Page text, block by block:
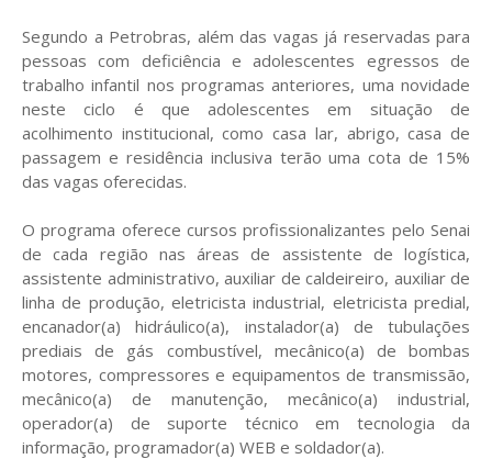
Segundo a Petrobras, além das vagas já reservadas para
pessoas com deficiência e adolescentes egressos de
trabalho infantil nos programas anteriores, uma novidade
neste ciclo é que adolescentes em situação de
acolhimento institucional, como casa lar, abrigo, casa de
passagem e residência inclusiva terão uma cota de 15%
das vagas oferecidas.
O programa oferece cursos profissionalizantes pelo Senai
de cada região nas áreas de assistente de logística,
assistente administrativo, auxiliar de caldeireiro, auxiliar de
linha de produção, eletricista industrial, eletricista predial,
encanador(a) hidráulico(a), instalador(a) de tubulações
prediais de gás combustível, mecânico(a) de bombas
motores, compressores e equipamentos de transmissão,
mecânico(a) de manutenção, mecânico(a) industrial,
operador(a) de suporte técnico em tecnologia da
informação, programador(a) WEB e soldador(a).